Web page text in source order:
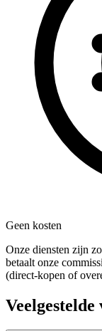
Geen kosten
Onze diensten zijn
betaalt onze
(direct-kopen of
Veelgestelde